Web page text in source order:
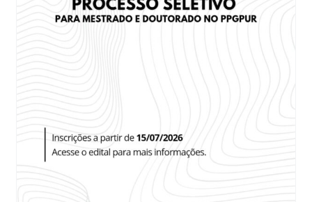
Eventos e Certificados
resultados